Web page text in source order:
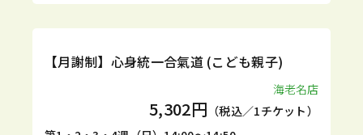
定期 体験
【月謝制】心身統一合氣道 (こども親子)
海老名店
5,302円 （税込／1チケット）